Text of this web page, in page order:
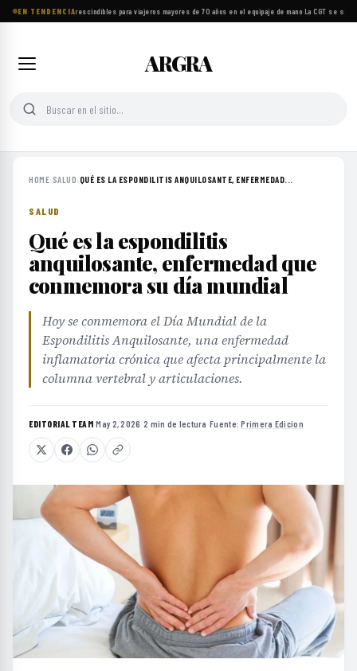
EN TENDENCIA
Ocho objetos imprescindibles para viajeros mayores de 70 años en el equipaje de mano·La CGT se
ARGRA
HOME› SALUD› QUÉ ES LA ESPONDILITIS ANQUILOSANTE, ENFERMEDAD...
SALUD
Qué es la espondilitis
anquilosante, enfermedad que
conmemora su día mundial
Hoy se conmemora el Día Mundial de la
Espondilitis Anquilosante, una enfermedad
inflamatoria crónica que afecta principalmente la
columna vertebral y articulaciones.
EDITORIAL TEAM·May 2, 2026 ·2 min de lectura ·Fuente:Primera Edicion